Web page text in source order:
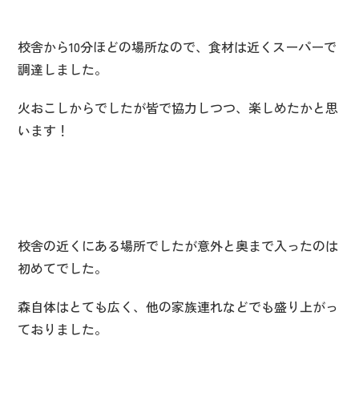
校舎から10分ほどの場所なので、食材は近くスーパーで
調達しました。
火おこしからでしたが皆で協力しつつ、楽しめたかと思
います！
校舎の近くにある場所でしたが意外と奥まで入ったのは
初めてでした。
森自体はとても広く、他の家族連れなどでも盛り上がっ
ておりました。